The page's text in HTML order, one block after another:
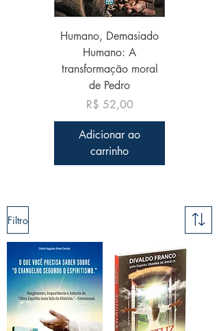
Humano, Demasiado
Humano: A
transformação moral
de Pedro
Preço
R$ 52,00
Adicionar ao
carrinho
Filtro